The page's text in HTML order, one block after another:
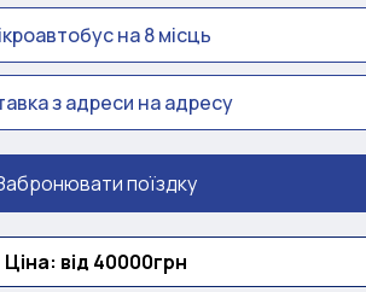
на 8 місць
з адреси на адресу
поїздку
Ціна: від 40000грн